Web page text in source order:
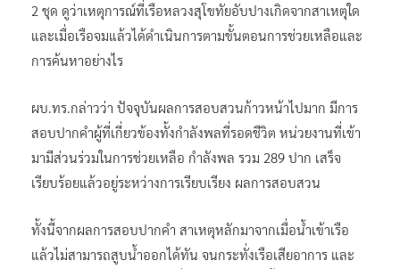
2 ชุด ดูว่าเหตุการณ์ที่เรือหลวงสุโขทัยอับปางเกิดจากสาเหตุใด
และเมื่อเรือจมแล้วได้ดำเนินการตามขั้นตอนการช่วยเหลือและ
การค้นหาอย่างไร
ผบ.ทร.กล่าวว่า​ ปัจจุบันผลการสอบสวนก้าวหน้าไปมาก มีการ
สอบปากคำผู้ที่เกี่ยวข้องทั้งกำลังพลที่รอดชีวิต หน่วยงานที่เข้า
มามีส่วนร่วมในการช่วยเหลือ กำลังพล รวม 289 ปาก เสร็จ
เรียบร้อยแล้วอยู่ระหว่างการเรียบเรียง ผลการสอบสวน
ทั้งนี้จากผลการสอบปากคำ สาเหตุหลักมาจากเมื่อน้ำเข้าเรือ
แล้วไม่สามารถสูบน้ำออกได้ทัน จนกระทั่งเรือเสียอาการ และ